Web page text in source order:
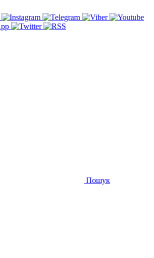
Пошук